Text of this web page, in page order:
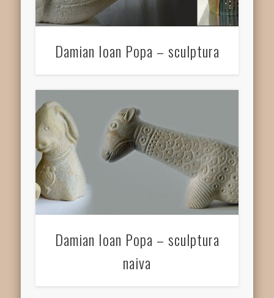
Damian Ioan Popa – sculptura
Damian Ioan Popa – sculptura
naiva